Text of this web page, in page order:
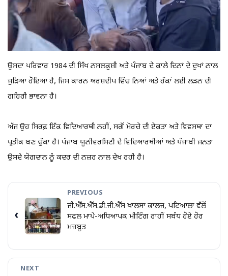
ਉਸਦਾ ਪਰਿਵਾਰ 1984 ਦੀ ਸਿੱਖ ਨਸਲਕੁਸ਼ੀ ਅਤੇ ਪੰਜਾਬ ਦੇ ਕਾਲੇ ਦਿਨਾਂ ਦੇ ਦੁਖਾਂ ਨਾਲ
ਜੁੜਿਆ ਹੋਇਆ ਹੈ, ਜਿਸ ਕਾਰਨ ਅਰਸ਼ਦੀਪ ਵਿੱਚ ਨਿਆਂ ਅਤੇ ਹੱਕਾਂ ਲਈ ਲੜਨ ਦੀ
ਗਹਿਰੀ ਭਾਵਨਾ ਹੈ।
ਅੱਜ ਉਹ ਸਿਰਫ਼ ਇੱਕ ਵਿਦਿਆਰਥੀ ਨਹੀਂ, ਸਗੋਂ ਮੋਰਚੇ ਦੀ ਏਕਤਾ ਅਤੇ ਵਿਵਸਥਾ ਦਾ
ਪ੍ਰਤੀਕ ਬਣ ਚੁੱਕਾ ਹੈ। ਪੰਜਾਬ ਯੂਨੀਵਰਸਿਟੀ ਦੇ ਵਿਦਿਆਰਥੀਆਂ ਅਤੇ ਪੰਜਾਬੀ ਜਨਤਾ
ਉਸਦੇ ਯੋਗਦਾਨ ਨੂੰ ਕਦਰ ਦੀ ਨਜ਼ਰ ਨਾਲ ਦੇਖ ਰਹੀ ਹੈ।
‹
PREVIOUS
ਜੀ.ਐੱਸ.ਐੱਸ.ਡੀ.ਜੀ.ਐੱਸ ਖਾਲਸਾ ਕਾਲਜ, ਪਟਿਆਲਾ ਵੱਲੋਂ
ਸਫਲ ਮਾਪੇ-ਅਧਿਆਪਕ ਮੀਟਿੰਗ ਰਾਹੀਂ ਸਬੰਧ ਹੋਏ ਹੋਰ
ਮਜ਼ਬੂਤ
NEXT